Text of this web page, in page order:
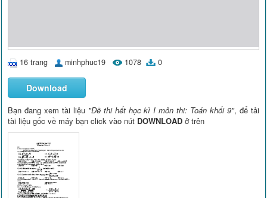
16 trang minhphuc19 1078 0
Download
Bạn đang xem tài liệu "Đề thi hết học kì I môn thi: Toán khối 9", để tải
tài liệu gốc về máy bạn click vào nút DOWNLOAD ở trên